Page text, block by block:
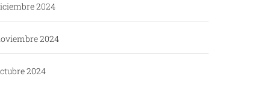
2024
2024
2024